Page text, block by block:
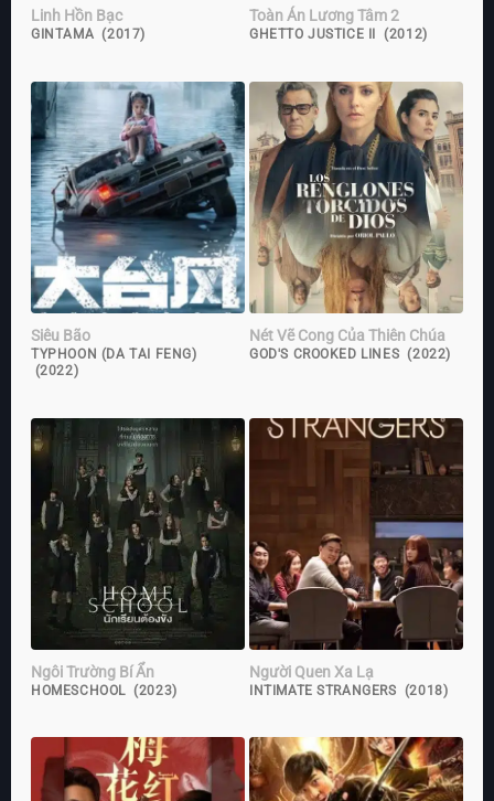
Linh Hồn Bạc
GINTAMA (2017)
Toàn Án Lương Tâm 2
GHETTO JUSTICE II (2012)
Siêu Bão
TYPHOON (DA TAI FENG)
(2022)
Nét Vẽ Cong Của Thiên Chúa
GOD'S CROOKED LINES (2022)
Ngôi Trường Bí Ẩn
HOMESCHOOL (2023)
Người Quen Xa Lạ
INTIMATE STRANGERS (2018)